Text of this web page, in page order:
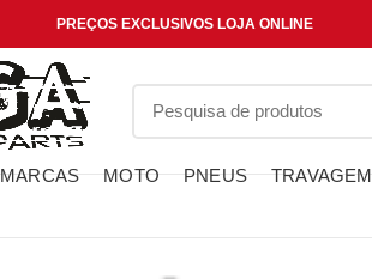
PREÇOS EXCLUSIVOS LOJA ONLINE
MARCAS MOTO PNEUS TRAVAGEM